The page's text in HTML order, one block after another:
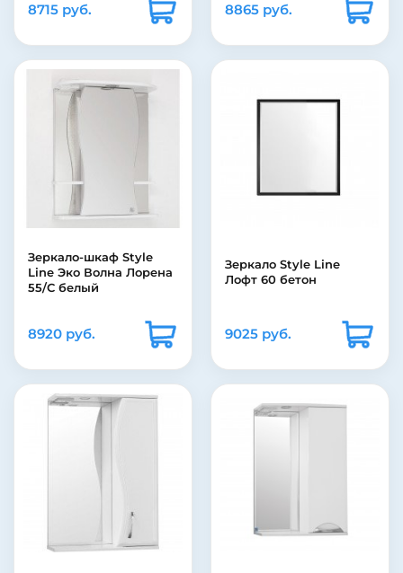
8715 руб. 8865 руб.
Зеркало-шкаф Style
Line Эко Волна Лорена
55/С белый
8920 руб.
Зеркало Style Line
Лофт 60 бетон
9025 руб.